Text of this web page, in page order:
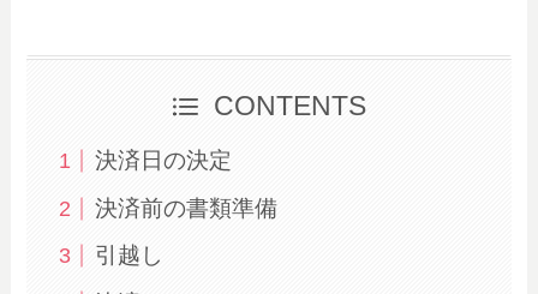
CONTENTS
決済日の決定
決済前の書類準備
引越し